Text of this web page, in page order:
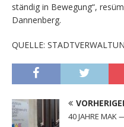
ständig in Bewegung“,
Dannenberg.
QUELLE:
40 JAHRE MAK